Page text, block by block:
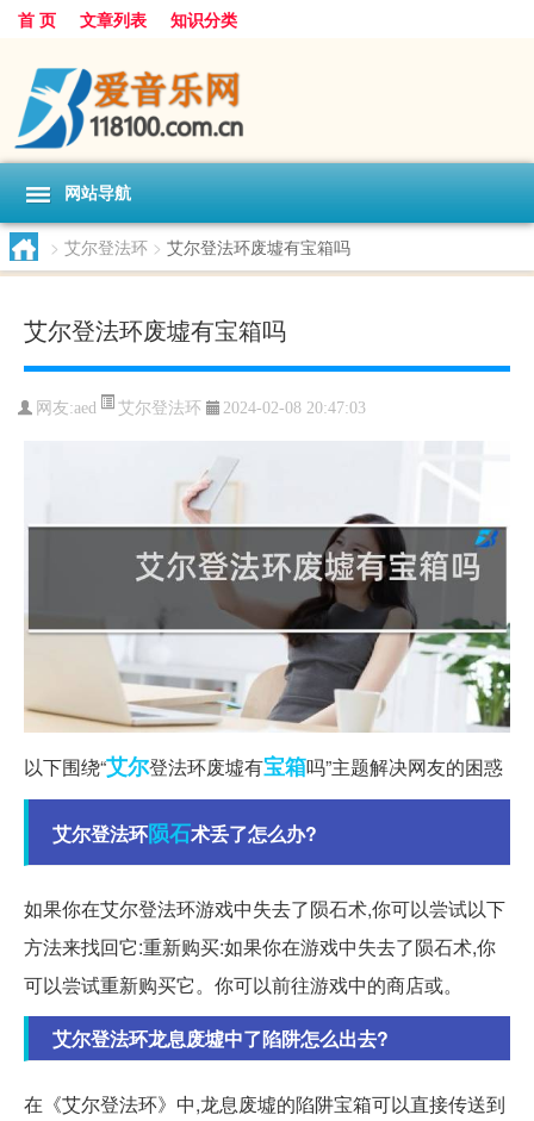
首 页 文章列表 知识分类
网站导航
> 艾尔登法环 > 艾尔登法环废墟有宝箱吗
艾尔登法环废墟有宝箱吗
网友:aed 艾尔登法环 2024-02-08 20:47:03
以下围绕“艾尔登法环废墟有宝箱吗”主题解决网友的困惑
艾尔登法环陨石术丢了怎么办?
如果你在艾尔登法环游戏中失去了陨石术,你可以尝试以下
方法来找回它:重新购买:如果你在游戏中失去了陨石术,你
可以尝试重新购买它。你可以前往游戏中的商店或。
艾尔登法环龙息废墟中了陷阱怎么出去?
在《艾尔登法环》中,龙息废墟的陷阱宝箱可以直接传送到